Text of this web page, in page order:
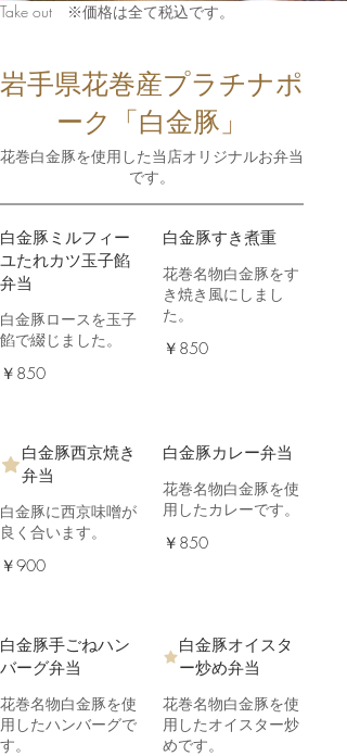
Take out ※価格は全て税込です。
岩手県花巻産プラチナポ
ーク「白金豚」
花巻白金豚を使用した当店オリジナルお弁当
です。
白金豚ミルフィー
ユたれカツ玉子餡
弁当
白金豚ロースを玉子
餡で綴じました。
￥850
白金豚すき煮重
花巻名物白金豚をす
き焼き風にしまし
た。
￥850
白金豚西京焼き
弁当
白金豚に西京味噌が
良く合います。
￥900
白金豚カレー弁当
花巻名物白金豚を使
用したカレーです。
￥850
白金豚手ごねハン
バーグ弁当
花巻名物白金豚を使
用したハンバーグで
す。
白金豚オイスタ
ー炒め弁当
花巻名物白金豚を使
用したオイスター炒
めです。